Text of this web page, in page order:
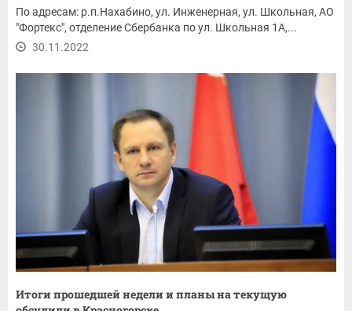
По адресам: р.п.Нахабино, ул. Инженерная, ул. Школьная, АО
"Фортекс", отделение Сбербанка по ул. Школьная 1А,...
30.11.2022
Итоги прошедшей недели и планы на текущую